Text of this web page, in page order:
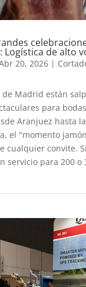
Logística de alto
20, 2026|
de Madrid están
para
Aranjuez hasta
el "momento
cualquier convite.
servicio para 200 o